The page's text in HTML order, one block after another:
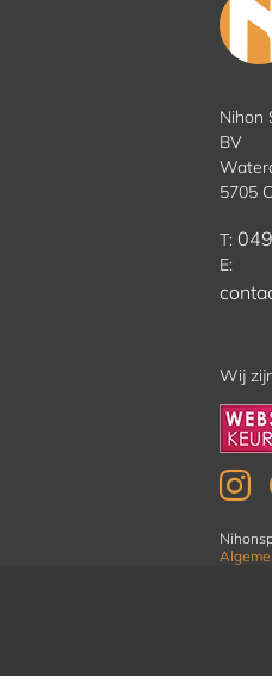
Nihon
BV
5705
T:
E:
Wij